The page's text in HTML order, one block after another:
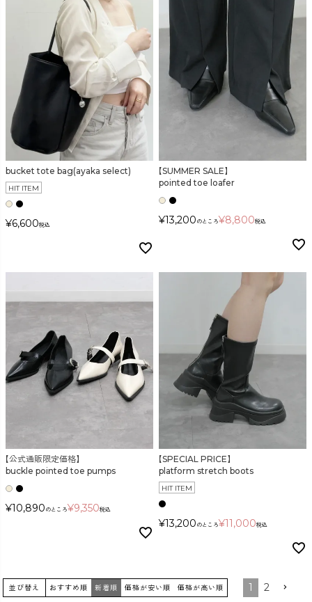
bucket tote bag(ayaka select)
HIT ITEM
¥6,600税込
【SUMMER SALE】
pointed toe loafer
¥13,200 のところ¥8,800税込
【公式通販限定価格】
buckle pointed toe pumps
¥10,890 のところ¥9,350税込
【SPECIAL PRICE】
platform stretch boots
HIT ITEM
¥13,200 のところ¥11,000税込
並び替え おすすめ順 新着順 価格が安い順 価格が高い順 1 2